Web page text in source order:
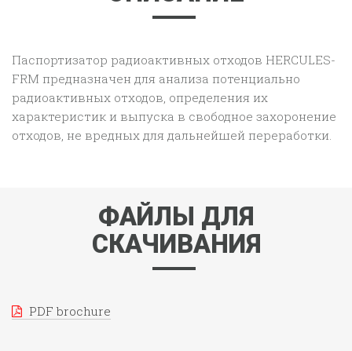
Паспортизатор радиоактивных отходов HERCULES-
FRM предназначен для анализа потенциально
радиоактивных отходов, определения их
характеристик и выпуска в свободное захоронение
отходов, не вредных для дальнейшей переработки.
ФАЙЛЫ ДЛЯ
СКАЧИВАНИЯ
PDF brochure